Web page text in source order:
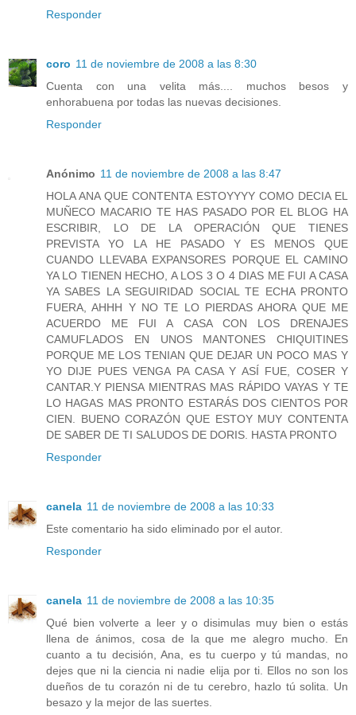
Responder
coro 11 de noviembre de 2008 a las 8:30
Cuenta con una velita más.... muchos besos y
enhorabuena por todas las nuevas decisiones.
Responder
Anónimo 11 de noviembre de 2008 a las 8:47
HOLA ANA QUE CONTENTA ESTOYYYY COMO DECIA EL
MUÑECO MACARIO TE HAS PASADO POR EL BLOG HA
ESCRIBIR, LO DE LA OPERACIÓN QUE TIENES
PREVISTA YO LA HE PASADO Y ES MENOS QUE
CUANDO LLEVABA EXPANSORES PORQUE EL CAMINO
YA LO TIENEN HECHO, A LOS 3 O 4 DIAS ME FUI A CASA
YA SABES LA SEGUIRIDAD SOCIAL TE ECHA PRONTO
FUERA, AHHH Y NO TE LO PIERDAS AHORA QUE ME
ACUERDO ME FUI A CASA CON LOS DRENAJES
CAMUFLADOS EN UNOS MANTONES CHIQUITINES
PORQUE ME LOS TENIAN QUE DEJAR UN POCO MAS Y
YO DIJE PUES VENGA PA CASA Y ASÍ FUE, COSER Y
CANTAR.Y PIENSA MIENTRAS MAS RÁPIDO VAYAS Y TE
LO HAGAS MAS PRONTO ESTARÁS DOS CIENTOS POR
CIEN. BUENO CORAZÓN QUE ESTOY MUY CONTENTA
DE SABER DE TI SALUDOS DE DORIS. HASTA PRONTO
Responder
canela 11 de noviembre de 2008 a las 10:33
Este comentario ha sido eliminado por el autor.
Responder
canela 11 de noviembre de 2008 a las 10:35
Qué bien volverte a leer y o disimulas muy bien o estás
llena de ánimos, cosa de la que me alegro mucho. En
cuanto a tu decisión, Ana, es tu cuerpo y tú mandas, no
dejes que ni la ciencia ni nadie elija por ti. Ellos no son los
dueños de tu corazón ni de tu cerebro, hazlo tú solita. Un
besazo y la mejor de las suertes.